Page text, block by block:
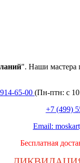
". Наши мастера
65-00 (Пн-птн: с
+7 (499)
Email:
Бесплатная